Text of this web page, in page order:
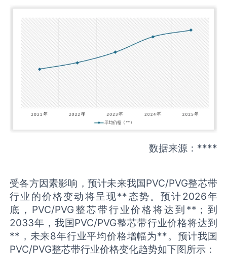
数据来源：****
受各方因素影响，预计未来我国PVC/PVG整芯带
行业的价格变动将呈现**态势。预计2026年
底，PVC/PVG整芯带行业价格将达到**；到
2033年，我国PVC/PVG整芯带行业价格将达到
**，未来8年行业平均价格增幅为**。预计我国
PVC/PVG整芯带行业价格变化趋势如下图所示：